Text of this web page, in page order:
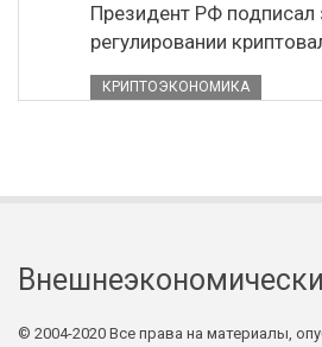
Президент РФ подписал
регулировании
КРИПТОЭКОНОМИКА
© 2004-2020 Все права на материалы,